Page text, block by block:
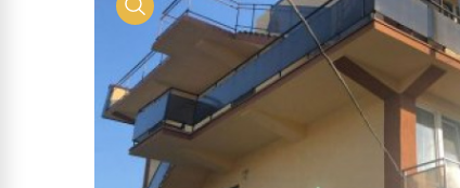
Просмотр